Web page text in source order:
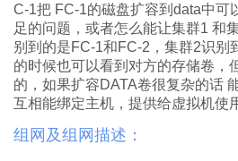
C-1把 FC-1的磁盘扩容到data中可
足的问题，或者怎么能让集群1 和
别到的是FC-1和FC-2，集群2识别
的时候也可以看到对方的存储卷，
的，如果扩容DATA卷很复杂的话
互相能绑定主机，提供给虚拟机使
组网及组网描述：